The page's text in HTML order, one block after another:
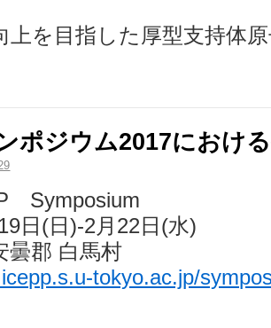
上を目指した厚型支持体
ポジウム2017におけ
Symposium
日(日)-2月22日(水)
曇郡 白馬村
tokyo.ac.jp/